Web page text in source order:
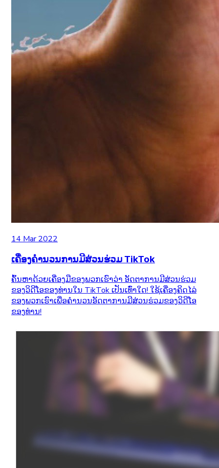
14 Mar 2022
ເຄື່ອງຄຳນວນການມີສ່ວນຮ່ວມ TikTok
ຄົ້ນຫາດ້ວຍເຄື່ອງມືຂອງພວກເຮົາວ່າ ອັດຕາການມີສ່ວນຮ່ວມ
ຂອງວິດີໂອຂອງທ່ານໃນ TikTok ເປັນເທົ່າໃດ! ໃຊ້ເຄື່ອງຄິດໄລ່
ຂອງພວກເຮົາເພື່ອຄຳນວນອັດຕາການມີສ່ວນຮ່ວມຂອງວິດີໂອ
ຂອງທ່ານ!